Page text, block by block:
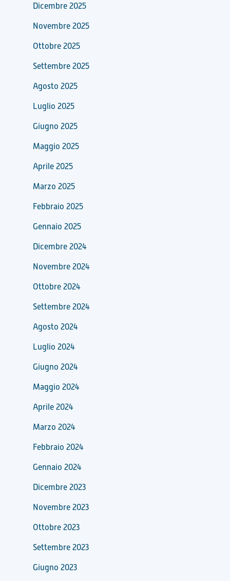
Dicembre 2025
Novembre 2025
Ottobre 2025
Settembre 2025
Agosto 2025
Luglio 2025
Giugno 2025
Maggio 2025
Aprile 2025
Marzo 2025
Febbraio 2025
Gennaio 2025
Dicembre 2024
Novembre 2024
Ottobre 2024
Settembre 2024
Agosto 2024
Luglio 2024
Giugno 2024
Maggio 2024
Aprile 2024
Marzo 2024
Febbraio 2024
Gennaio 2024
Dicembre 2023
Novembre 2023
Ottobre 2023
Settembre 2023
Giugno 2023